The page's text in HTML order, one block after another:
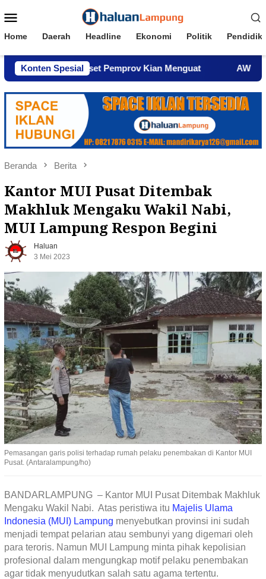
ke
Mobile
Home Daerah Headline Ekonomi Politik
Konten Spesial
Aset Pemprov Kian Menguat AWPI Serukan
Beranda Berita
Kantor MUI Pusat Ditembak
Makhluk Mengaku Wakil Nabi,
MUI Lampung Respon Begini
Haluan
3 Mei 2023
Pemasangan garis polisi terhadap rumah pelaku penembakan di Kantor MUI
Pusat. (Antaralampung/ho)
BANDARLAMPUNG – Kantor MUI Pusat Ditembak Makhluk
Mengaku Wakil Nabi. Atas peristiwa itu Majelis Ulama
Indonesia (MUI) Lampung menyebutkan provinsi ini sudah
menjadi tempat pelarian atau sembunyi yang digemari oleh
para teroris. Namun MUI Lampung minta pihak kepolisian
profesional dalam mengungkap motif pelaku penembakan
agar tidak menyudutkan salah satu agama tertentu.